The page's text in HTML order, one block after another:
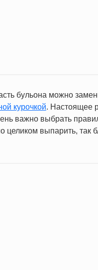
бульона можно
курочкой. Настоящее
важно выбрать
целиком выпарить, так